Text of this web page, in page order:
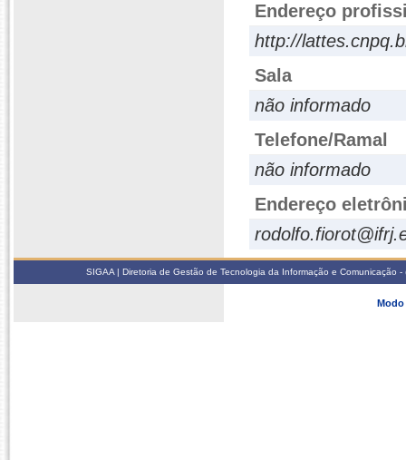
Endereço
http://
Sala
não informado
Telefone/Ramal
não informado
Endereço
SIGAA | Diretoria de Gestão de Tecnologia da Informação e
Modo